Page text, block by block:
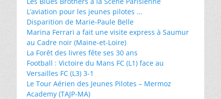
L’aviation pour les jeunes pilotes …
Disparition de Marie-Paule Belle
Marina Ferrari a fait une visite express à Saumur
au Cadre noir (Maine-et-Loire)
La Forêt des livres fête ses 30 ans
Football : Victoire du Mans FC (L1) face au
Versailles FC (L3) 3-1
Le Tour Aérien des Jeunes Pilotes – Mermoz
Academy (TAJP-MA)